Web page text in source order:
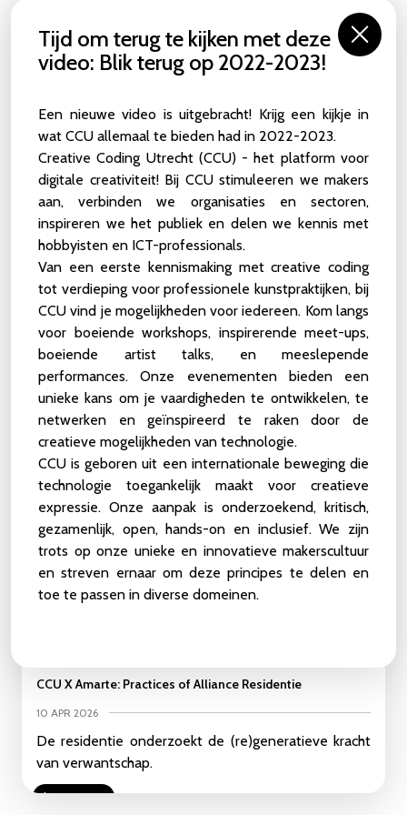
Van onzeBehind The Screensinterviews tot
geschreven door het Creative Coding Utrecht team, artists
in residence en de bredere gemeenschap.
Wil je een artikel over live coding insturen of een
evenement aanbevelen? Is je brein volledig in beslag
genomen door een onderwerp dat grenst aan onze
activiteiten en wil je interessante inzichten delen? Neem
contact met ons op via
info@creativecodingutrecht.nl
Stagiair Video Content Creation
Creative Coding Utrecht is op zoek naar een
stagiair(e) voor het maken van videocontent.
Deadline 19 juli
Lees meer
In Memoriam van Sietse van der Meer
28 MAY 2026
Met groot verdriet hebben we vernomen dat onze
vriend en collega Sietse afgelopen weekend is
overleden.
CCU X Amarte: Practices of Alliance Residentie
10 APR 2026
De residentie onderzoekt de (re)generatieve kracht
van verwantschap.
Lees meer
Tijd om terug te kijken met deze
video: Blik terug op 2022-2023!
Een nieuwe video is uitgebracht! Krijg een kijkje in
wat CCU allemaal te bieden had in 2022-2023.
Creative Coding Utrecht (CCU) - het platform voor
digitale creativiteit! Bij CCU stimuleeren we makers
aan, verbinden we organisaties en sectoren,
inspireren we het publiek en delen we kennis met
hobbyisten en ICT-professionals.
Van een eerste kennismaking met creative coding
tot verdieping voor professionele kunstpraktijken, bij
CCU vind je mogelijkheden voor iedereen. Kom langs
voor boeiende workshops, inspirerende meet-ups,
boeiende artist talks, en meeslepende
performances. Onze evenementen bieden een
unieke kans om je vaardigheden te ontwikkelen, te
netwerken en geïnspireerd te raken door de
creatieve mogelijkheden van technologie.
CCU is geboren uit een internationale beweging die
technologie toegankelijk maakt voor creatieve
expressie. Onze aanpak is onderzoekend, kritisch,
gezamenlijk, open, hands-on en inclusief. We zijn
trots op onze unieke en innovatieve makerscultuur
en streven ernaar om deze principes te delen en
toe te passen in diverse domeinen.